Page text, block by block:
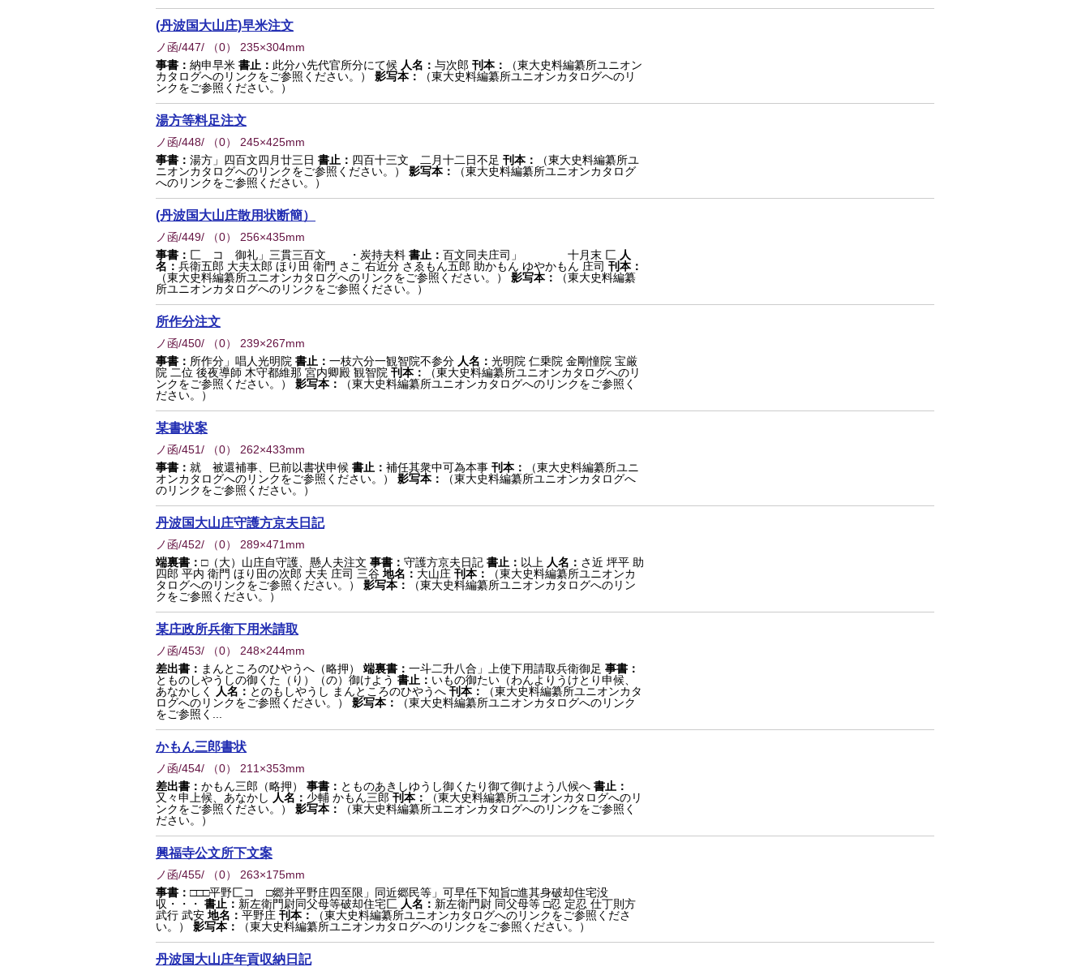
(丹波国大山庄)早米注文
ノ函/447/ （0） 235×304mm
事書： 納申早米 書止： 此分ハ先代官所分にて候 人名： 与次郎 刊本：
（東大史料編纂所ユニオン
カタログへのリンクをご参照ください。）
影写本：
（東大史料編纂所ユニオンカタログへのリ
ンクをご参照ください。）
湯方等料足注文
ノ函/448/ （0） 245×425mm
事書： 湯方」四百文四月廿三日 書止： 四百十三文 二月十二日不足 刊本：
（東大史料編纂所ユ
ニオンカタログへのリンクをご参照ください。）
影写本：
（東大史料編纂所ユニオンカタログ
へのリンクをご参照ください。）
(丹波国大山庄散用状断簡）
ノ函/449/ （0） 256×435mm
事書： 匚 コ 御礼」三貫三百文 ・炭持夫料 書止： 百文同夫庄司」 十月末 匚 人
名： 兵衛五郎 大夫太郎 ほり田 衛門 さこ 右近分 さゑもん五郎 助かもん ゆやかもん 庄司 刊本：
（東大史料編纂所ユニオンカタログへのリンクをご参照ください。）
影写本：
（東大史料編纂
所ユニオンカタログへのリンクをご参照ください。）
所作分注文
ノ函/450/ （0） 239×267mm
事書： 所作分」唱人光明院 書止： 一枝六分一観智院不参分 人名： 光明院 仁乗院 金剛憧院 宝厳
院 二位 後夜導師 木守都維那 宮内卿殿 観智院 刊本：
（東大史料編纂所ユニオンカタログへのリ
ンクをご参照ください。）
影写本：
（東大史料編纂所ユニオンカタログへのリンクをご参照く
ださい。）
某書状案
ノ函/451/ （0） 262×433mm
事書： 就 被還補事、巳前以書状申候 書止： 補任其衆中可為本事 刊本：
（東大史料編纂所ユニ
オンカタログへのリンクをご参照ください。）
影写本：
（東大史料編纂所ユニオンカタログへ
のリンクをご参照ください。）
丹波国大山庄守護方京夫日記
ノ函/452/ （0） 289×471mm
端裏書： □（大）山庄自守護、懸人夫注文 事書： 守護方京夫日記 書止： 以上 人名： さ近 坪平 助
四郎 平内 衛門 ほり田の次郎 大夫 庄司 三谷 地名： 大山庄 刊本：
（東大史料編纂所ユニオンカ
タログへのリンクをご参照ください。）
影写本：
（東大史料編纂所ユニオンカタログへのリン
クをご参照ください。）
某庄政所兵衛下用米請取
ノ函/453/ （0） 248×244mm
差出書： まんところのひやうへ（略押） 端裏書： 一斗二升八合」上使下用請取兵衛御足 事書：
とものしやうしの御くた（り）（の）御けよう 書止： いもの御たい（わんよりうけとり申候、
あなかしく
人名： とのもしやうし まんところのひやうへ 刊本：
（東大史料編纂所ユニオンカタ
ログへのリンクをご参照ください。）
影写本：
（東大史料編纂所ユニオンカタログへのリンク
をご参照く...
かもん三郎書状
ノ函/454/ （0） 211×353mm
差出書： かもん三郎（略押） 事書： とものあきしゆうし御くたり御て御けよう八候へ 書止：
又々申上候、あなかし 人名： 少輔 かもん三郎 刊本：
（東大史料編纂所ユニオンカタログへのリ
ンクをご参照ください。）
影写本：
（東大史料編纂所ユニオンカタログへのリンクをご参照く
ださい。）
興福寺公文所下文案
ノ函/455/ （0） 263×175mm
事書： □□□平野匚コ □郷并平野庄四至限」同近郷民等」可早任下知旨□進其身破却住宅没
収・・・ 書止： 新左衛門尉同父母等破却住宅匚 人名： 新左衛門尉 同父母等 □忍 定忍 仕丁則方
武行 武安 地名： 平野庄 刊本：
（東大史料編纂所ユニオンカタログへのリンクをご参照くださ
い。）
影写本： （東大史料編纂所ユニオンカタログへのリンクをご参照ください。）
丹波国大山庄年貢収納日記